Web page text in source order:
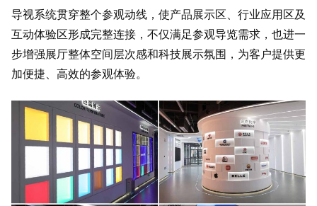
导视系统贯穿整个参观动线，使产品展示区、行业应用区及
互动体验区形成完整连接，不仅满足参观导览需求，也进一
步增强展厅整体空间层次感和科技展示氛围，为客户提供更
加便捷、高效的参观体验。